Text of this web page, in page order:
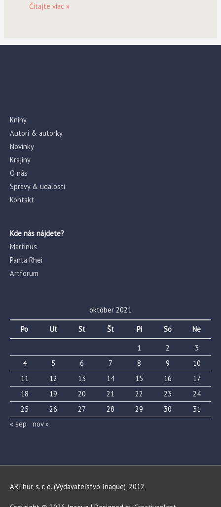
GRM
Čítajte viac »
Knihy
Autori & autorky
Novinky
Krajiny
O nás
Správy & udalosti
Kontakt
Kde nás nájdete?
Martinus
Panta Rhei
Artforum
október 2021
Po Ut St Št Pi So
Ne
1
2
3
4
5 6 7 8 9
10
11
12 13 14 15 16
17
18
19 20 21 22 23
24
25
26 27 28 29 30
31
« sep
nov »
ARThur, s. r. o. (Vydavateľstvo Inaque), 2012